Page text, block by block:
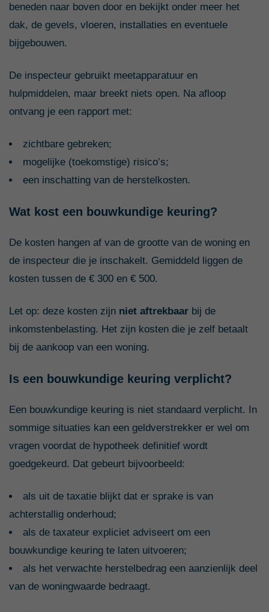
beneden naar boven door en bekijkt onder meer het
dak, de gevels, vloeren, installaties en eventuele
bijgebouwen.
De inspecteur gebruikt meetapparatuur en
hulpmiddelen, maar breekt niets open. Na afloop
ontvang je een rapport met:
zichtbare gebreken;
mogelijke (toekomstige) risico’s;
een inschatting van de herstelkosten.
Wat kost een bouwkundige keuring?
De kosten hangen af van de grootte van de woning en
de inspecteur die je inschakelt. Gemiddeld liggen de
kosten tussen de € 300 en € 500.
Let op: deze kosten zijn niet aftrekbaar bij de
inkomstenbelasting. Het zijn kosten die je zelf betaalt
bij de aankoop van een woning.
Is een bouwkundige keuring verplicht?
Een bouwkundige keuring is niet standaard verplicht. In
sommige situaties kan een geldverstrekker er wel om
vragen voordat de hypotheek definitief wordt
goedgekeurd. Dat gebeurt bijvoorbeeld:
als uit de taxatie blijkt dat er sprake is van
achterstallig onderhoud;
als de taxateur expliciet adviseert om een
bouwkundige keuring te laten uitvoeren;
als het verwachte herstelbedrag een aanzienlijk deel
van de woningwaarde bedraagt.